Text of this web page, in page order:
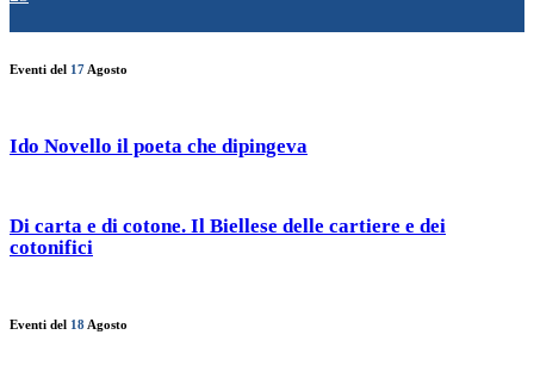
Eventi del 17 Agosto
Ido Novello il poeta che dipingeva
Di carta e di cotone. Il Biellese delle cartiere e dei
cotonifici
Eventi del 18 Agosto